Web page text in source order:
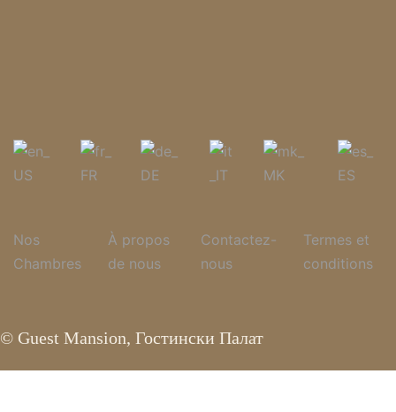
Nos
Chambres
À propos
de nous
Contactez-
nous
Termes et
conditions
© Guest Mansion, Гостински Палат